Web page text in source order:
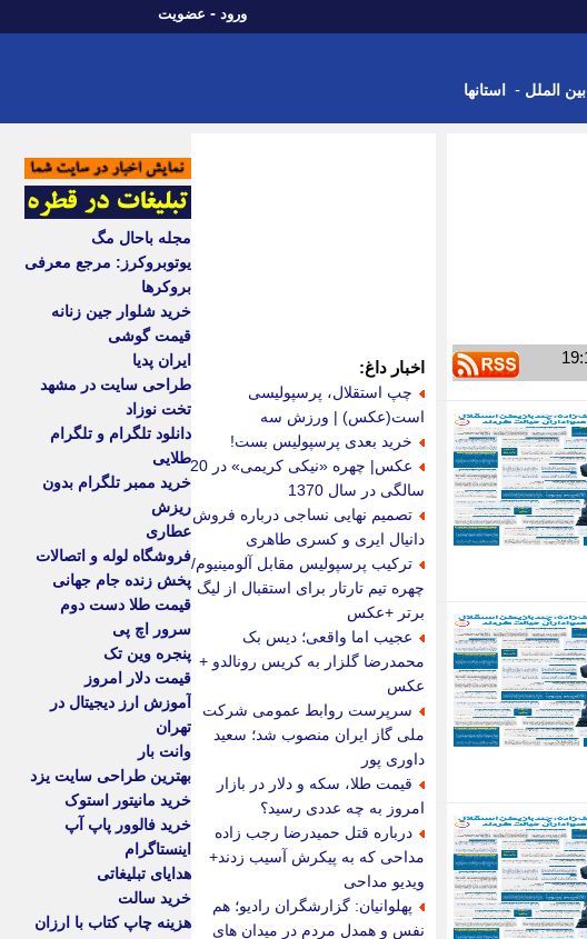
ورود - عضویت
بین الملل - استانها
اخبار داغ:
چپ استقلال، پرسپولیسی
است(عکس) | ورزش سه
خرید بعدی پرسپولیس بست!
عکس| چهره «نیکی کریمی» در 20
سالگی در سال 1370
تصمیم نهایی نساجی درباره فروش
دانیال ایری و کسری طاهری
ترکیب پرسپولیس مقابل آلومینیوم/
چهره تیم تارتار برای استقبال از لیگ
برتر +عکس
عجیب اما واقعی؛ دیس بک
محمدرضا گلزار به کریس رونالدو +
عکس
سرپرست روابط عمومی شرکت
ملی گاز ایران منصوب شد؛ سعید
داوری پور
قیمت طلا، سکه و دلار در بازار
امروز به چه عددی رسید؟
درباره قتل حمیدرضا رجب زاده
مداحی که به پیکرش آسیب زدند+
ویدیو مداحی
پهلوانیان: گزارشگران رادیو؛ هم
نفس و همدل مردم در میدان های
مجله باحال مگ
یوتوبروکرز: مرجع معرفی
بروکرها
خرید شلوار جین زنانه
قیمت گوشی
ایران پدیا
طراحی سایت در مشهد
تخت نوزاد
دانلود تلگرام و تلگرام
طلایی
خرید ممبر تلگرام بدون
ریزش
عطاری
فروشگاه لوله و اتصالات
پخش زنده جام جهانی
قیمت طلا دست دوم
سرور اچ پی
پنجره وین تک
قیمت دلار امروز
آموزش ارز دیجیتال در
تهران
وانت بار
بهترین طراحی سایت یزد
خرید مانیتور استوک
خرید فالوور پاپ آپ
اینستاگرام
هدایای تبلیغاتی
خرید سالت
هزینه چاپ کتاب با ارزان